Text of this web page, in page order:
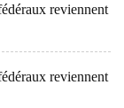
reviennent
reviennent